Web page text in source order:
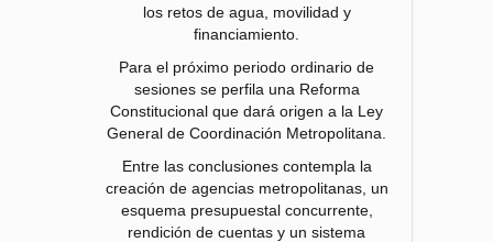
los retos de agua, movilidad y
financiamiento.
Para el próximo periodo ordinario de
sesiones se perfila una Reforma
Constitucional que dará origen a la Ley
General de Coordinación Metropolitana.
Entre las conclusiones contempla la
creación de agencias metropolitanas, un
esquema presupuestal concurrente,
rendición de cuentas y un sistema